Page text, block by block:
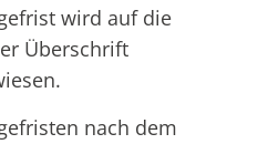
wird auf die
Überschrift
nach dem